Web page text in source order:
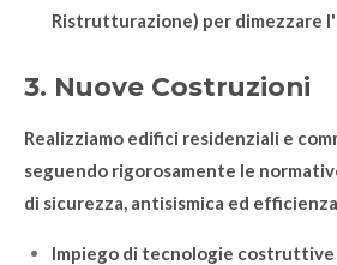
Ristrutturazione) per dimezzare
3. Nuove Costruzioni
Realizziamo edifici residenziali e
seguendo rigorosamente le
di sicurezza, antisismica ed
Impiego di tecnologie costruttive